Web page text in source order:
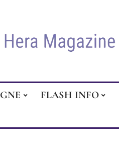
FLASH INFO